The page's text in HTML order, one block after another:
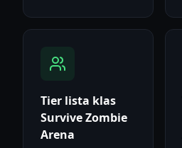
Tier lista klas
Survive Zombie
Arena